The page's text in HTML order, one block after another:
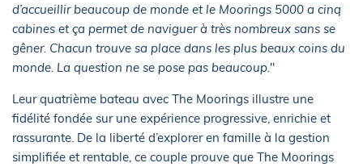
d’accueillir beaucoup de monde et le Moorings 5000 a cinq
cabines et ça permet de naviguer à très nombreux sans se
gêner. Chacun trouve sa place dans les plus beaux coins du
monde. La question ne se pose pas beaucoup."
Leur quatrième bateau avec The Moorings illustre une
fidélité fondée sur une expérience progressive, enrichie et
rassurante. De la liberté d’explorer en famille à la gestion
simplifiée et rentable, ce couple prouve que The Moorings